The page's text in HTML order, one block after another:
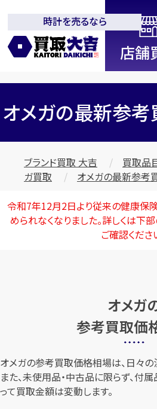
全国2000店舗以上展開中！
信頼
吉」
時計を売るなら
オメガの最新参
ブランド買取 大吉 買取品
ガ買取
オメガの最新参考
令和7年12月2日より従来の健康保
められなくなりました。詳しくは下
ご確認くださ
オメガ
参考買取価
オメガの参考買取価格相場は、日々の
また、未使用品・中古品に限らず、付
って買取金額は変動します。